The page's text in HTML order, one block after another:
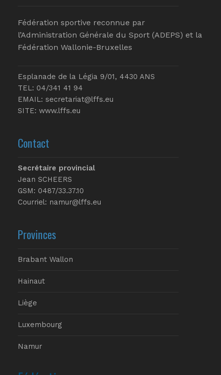
Fédération sportive reconnue par
l’Administration Générale du Sport (ADEPS) et la
Fédération Wallonie-Bruxelles
Esplanade de la Légia 9/01, 4430 ANS
TEL: 04/341 41 94
EMAIL: secretariat@lffs.eu
SITE: www.lffs.eu
Contact
Secrétaire provincial
Jean SCHEERS
GSM: 0487/33.37.10
Courriel: namur@lffs.eu
Provinces
Brabant Wallon
Hainaut
Liège
Luxembourg
Namur